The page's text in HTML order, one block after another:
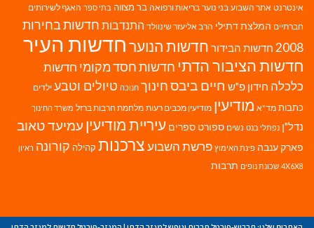
אינטרנט אתר השבוע בני נוער בריאות ורפואה בר מצווה בתי ספר האגף לשירותים
חברתיים המלצת דתילי הרב אליעזר שינוולד התנדבות חדשות בחירות
2008 חדשות הבידור חדשות הנוערחדשות העיר
חדשות הציבור הדתי חדשות חסד מקומי חדשות
כלכלה חידון פ"ש חיים ביבסחינוך חנוכה טיולים וטבע ילדים
כתבות מד"א מודיעין מודיעין מכבים רעות מלחמת חרבות ברזל משרד החינוך
נדל"ן נפתלי בנט נשים ספורט ספרים עיריית מודיעין עמיעד טאוב
פארק ענבה פינת האימוץ פרשת השבועצרכנות קהילה קורונה ראיון
4X6X8 שכונת נופים תרבות